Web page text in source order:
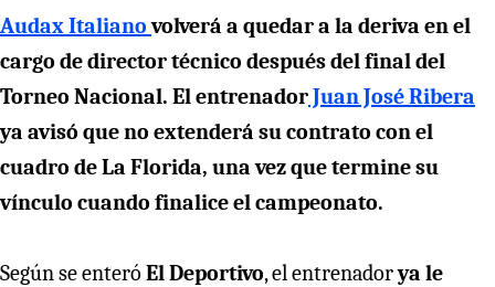
Audax Italianovolverá a quedar a la deriva en el
cargo de director técnico después del final del
Torneo Nacional. El entrenadorJuan José Ribera
ya avisó que no extenderá su contrato con el
cuadro de La Florida, una vez que termine su
vínculo cuando finalice el campeonato.
Según se enteró El Deportivo, el entrenadorya le